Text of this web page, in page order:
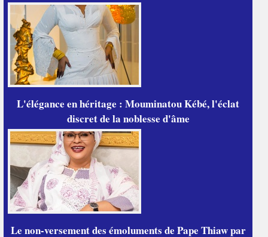
L'élégance en héritage : Mouminatou Kébé, l'éclat
discret de la noblesse d'âme
Le non-versement des émoluments de Pape Thiaw par